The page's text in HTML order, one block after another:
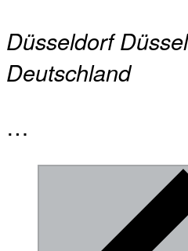
Düsseldorf
Deutschland
…